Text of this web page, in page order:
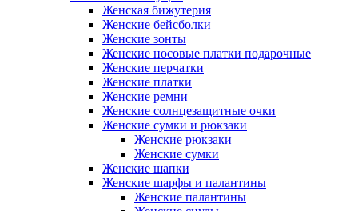
Женская бижутерия
Женские бейсболки
Женские зонты
Женские носовые платки подарочные
Женские перчатки
Женские платки
Женские ремни
Женские солнцезащитные очки
Женские сумки и рюкзаки
Женские рюкзаки
Женские сумки
Женские шапки
Женские шарфы и палантины
Женские палантины